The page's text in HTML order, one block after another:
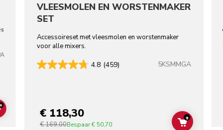
ADD TO CART
VLEESMOLEN EN WORSTENMAKER
SET
Accessoireset met vleesmolen en worstenmaker
voor alle mixers.
4.8 (459) 5KSMMGA
€ 118,30
€ 169,00Bespaar€ 50,70 ADD TO
+